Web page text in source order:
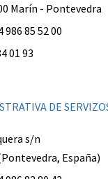
Marín - Pontevedra
85 52 00
01 93
DE
s/n
España)